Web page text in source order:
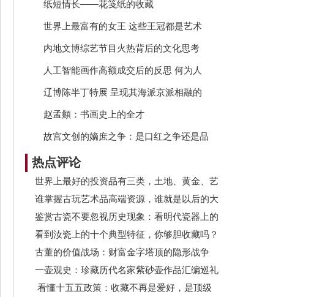
纸短情长——花笺纸的收藏
世界上最富有的女王 这些王冠都是艺术
品
内地文博综艺节目火热背后的文化思考
人工智能画作高额成交后的反思 何为人
类何为智能
辽博陈半丁特展 呈现其海派京派相融的
艺术面貌
赵孟頫：书画史上的全才
故宫文创的嫡庶之争：是口红之争还是品
牌升级
热点评论
世界上最好的投资品有三类，土地、黄金、艺
术品！艺术品这座火山即将喷发！
谁掌握古玩艺术品高端资源，谁就是以后的大
赢家​！
鉴赏古瓷不要忽视历史现象：看明代瓷器上的
宗教纹饰是如何表现的？
看到汝瓷上的十个典型特征，你够胆收藏吗？
古董的价值战场：财富金字塔顶的隐形战争
一壶观史：珍藏历代名家紫砂壶作品汇编巡礼
看懂十五五政策：收藏不再是爱好，是顶级